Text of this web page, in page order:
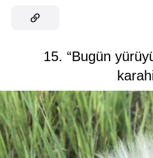
15. “Bugün